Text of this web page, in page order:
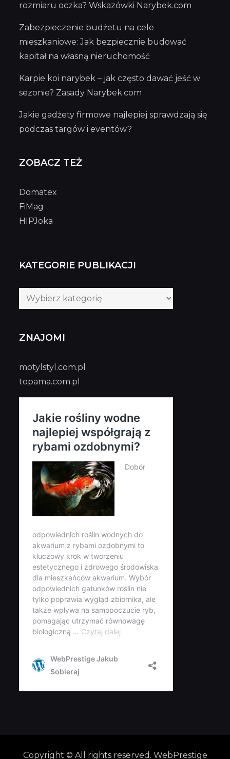
rozmiaru oczka? Wskazówki Narybek.com
Zabezpieczenie budżetu na cele
mieszkaniowe: Jak bezpiecznie budować
kapitał na własną nieruchomość
Karpie koi narybek – jak często dawać jeść w
sezonie? Zasady Narybek.com
Jakie gadżety firmowe najlepiej sprawdzają się
podczas targów i eventów?
ZOBACZ TEŻ
Domatex
FiMag
HIPJoka
KATEGORIE PUBLIKACJI
Kategorie
publikacji
ZNAJOMI
motylstyl.com.pl
topama.com.pl
Copyright © All rights reserved. WebPrestige